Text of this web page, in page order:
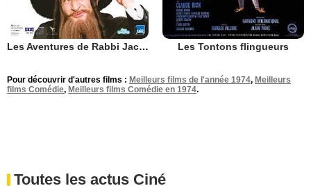
Les Aventures de Rabbi Jacob Les Tontons flingueurs
Pour découvrir d'autres films : Meilleurs films de l'année 1974, Meilleurs
films Comédie, Meilleurs films Comédie en 1974.
Toutes les actus Ciné